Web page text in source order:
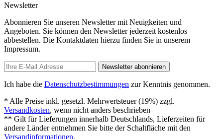
Newsletter
Abonnieren Sie unseren Newsletter mit Neuigkeiten und
Angeboten. Sie können den Newsletter jederzeit kostenlos
abbestellen. Die Kontaktdaten hierzu finden Sie in unserem
Impressum.
Newsletter abonnieren
Ich habe die Datenschutzbestimmungen zur Kenntnis genommen.
* Alle Preise inkl. gesetzl. Mehrwertsteuer (19%) zzgl.
Versandkosten, wenn nicht anders beschrieben
** Gilt für Lieferungen innerhalb Deutschlands, Lieferzeiten für
andere Länder entnehmen Sie bitte der Schaltfläche mit den
Versandinformationen.